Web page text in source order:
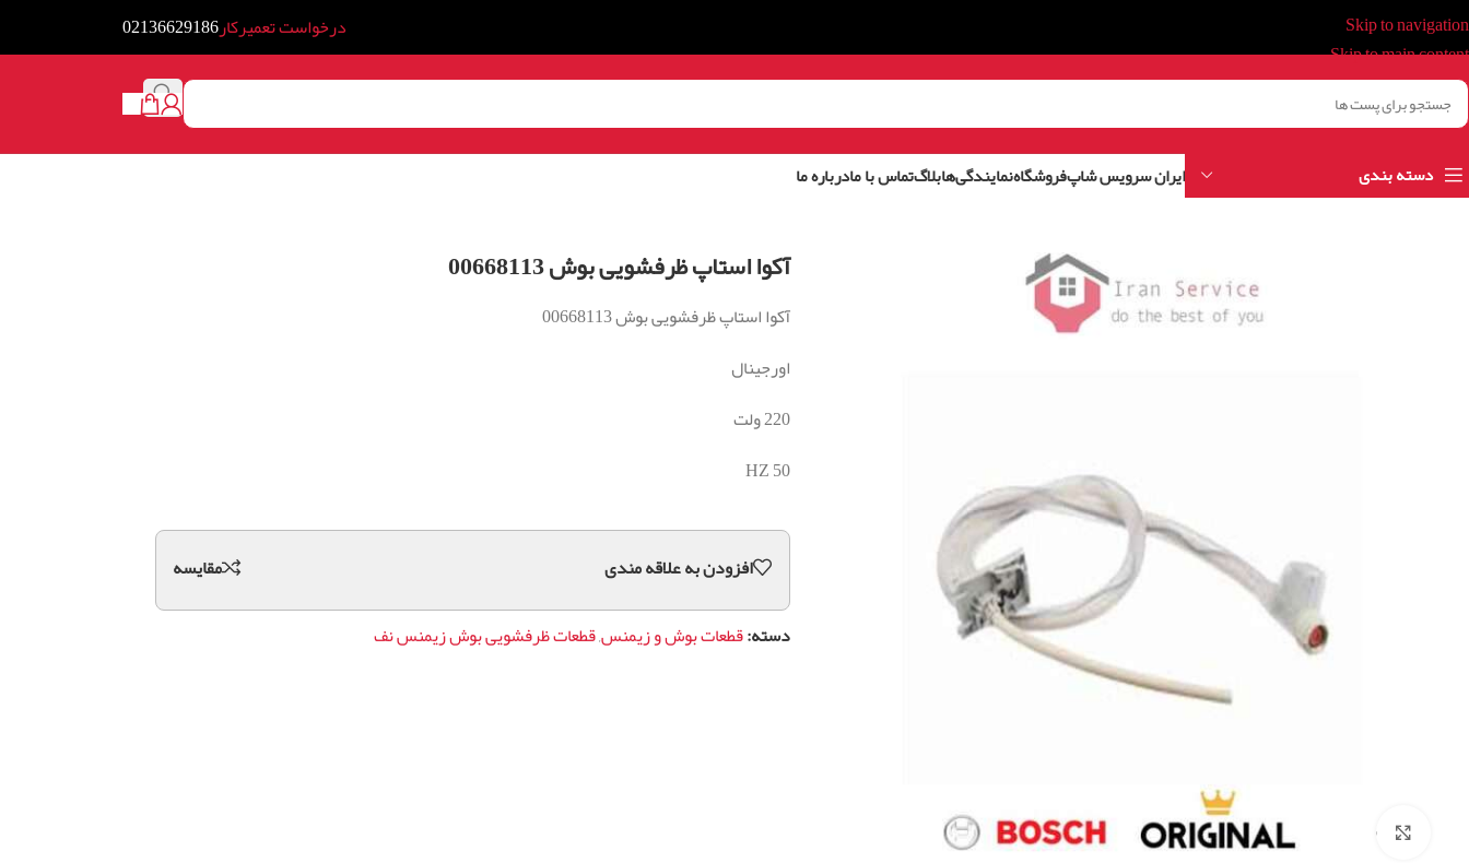
Skip to navigation
Skip to main content
درخواست تعمیرکار02136629186
دسته بندی ایران سرویس شاپفروشگاهنمایندگی‌هابلاگتماس با مادرباره ما
برای بزرگنمایی کلیک کنید
آکوا استاپ ظرفشویی بوش 00668113
آکوا استاپ ظرفشویی بوش 00668113
اورجینال
220 ولت
50 HZ
افزودن به علاقه مندی
مقايسه
دسته:قطعات بوش و زیمنس,قطعات ظرفشویی بوش زیمنس نف